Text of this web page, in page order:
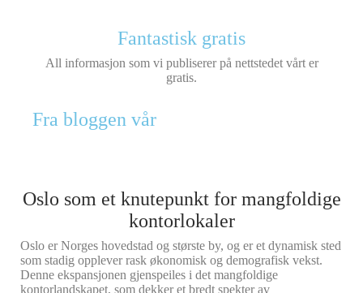
Fantastisk gratis
All informasjon som vi publiserer på nettstedet vårt er
gratis.
Fra bloggen vår
Oslo som et knutepunkt for mangfoldige
kontorlokaler
Oslo er Norges hovedstad og største by, og er et dynamisk sted
som stadig opplever rask økonomisk og demografisk vekst.
Denne ekspansjonen gjenspeiles i det mangfoldige
kontorlandskapet, som dekker et bredt spekter av